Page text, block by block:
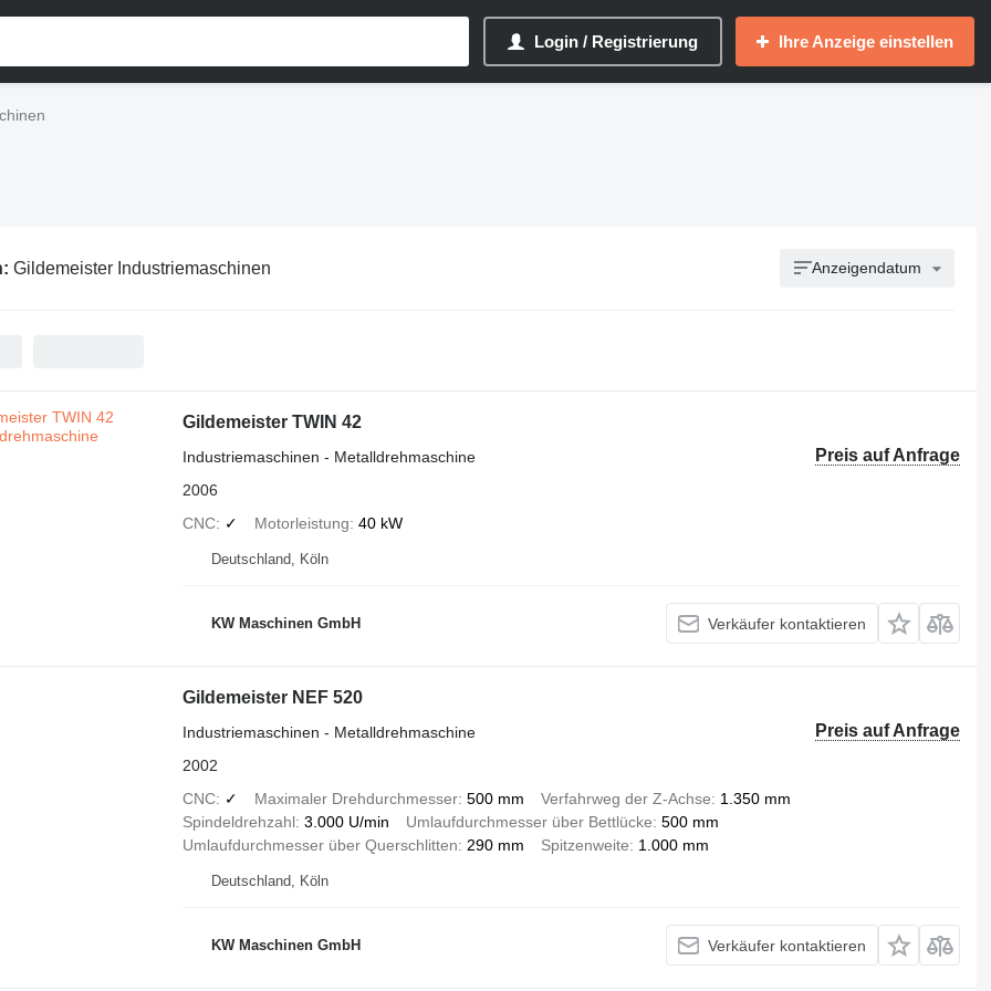
Login / Registrierung Ihre Anzeige einstellen
Gildemeister Industriemaschinen Anzeigendatum
Gildemeister TWIN 42
Preis auf Anfrage
Industriemaschinen - Metalldrehmaschine
2006
CNC
✓ Motorleistung 40 kW
Deutschland, Köln
KW Maschinen GmbH Verkäufer kontaktieren
Gildemeister NEF 520
Preis auf Anfrage
Industriemaschinen - Metalldrehmaschine
2002
CNC
✓ Maximaler Drehdurchmesser 500 mm Verfahrweg der Z-Achse
1.350 mm
Spindeldrehzahl 3.000 U/min Umlaufdurchmesser über Bettlücke 500 mm
Umlaufdurchmesser über Querschlitten
290 mm Spitzenweite 1.000 mm
Deutschland, Köln
KW Maschinen GmbH Verkäufer kontaktieren